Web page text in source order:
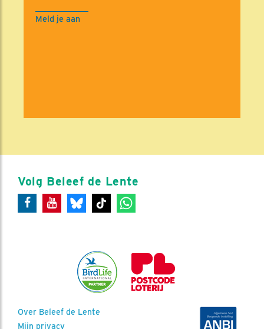
Meld je aan
Volg Beleef de Lente
Over Beleef de Lente
Mijn privacy